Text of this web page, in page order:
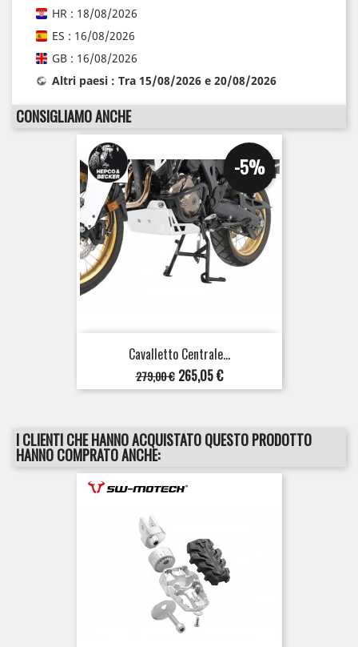
HR : 18/08/2026
ES : 16/08/2026
GB : 16/08/2026
Altri paesi : Tra 15/08/2026 e 20/08/2026
CONSIGLIAMO ANCHE
Cavalletto Centrale...
Prezzo
base
279,00 €
-5%
Prezzo
265,05 €
I CLIENTI CHE HANNO ACQUISTATO QUESTO PRODOTTO
HANNO COMPRATO ANCHE: